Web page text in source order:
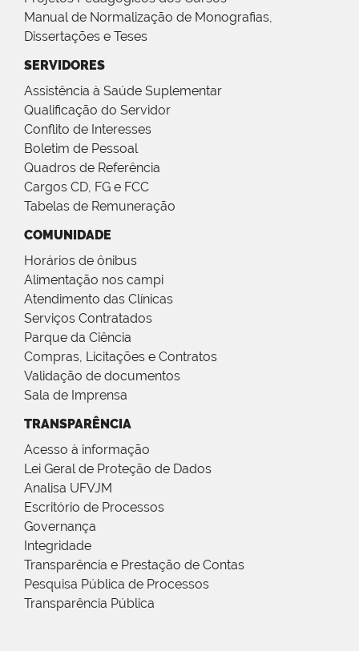
Manual de Normalização de Monografias,
Dissertações e Teses
SERVIDORES
Assistência à Saúde Suplementar
Qualificação do Servidor
Conflito de Interesses
Boletim de Pessoal
Quadros de Referência
Cargos CD, FG e FCC
Tabelas de Remuneração
COMUNIDADE
Horários de ônibus
Alimentação nos campi
Atendimento das Clínicas
Serviços Contratados
Parque da Ciência
Compras, Licitações e Contratos
Validação de documentos
Sala de Imprensa
TRANSPARÊNCIA
Acesso à informação
Lei Geral de Proteção de Dados
Analisa UFVJM
Escritório de Processos
Governança
Integridade
Transparência e Prestação de Contas
Pesquisa Pública de Processos
Transparência Pública